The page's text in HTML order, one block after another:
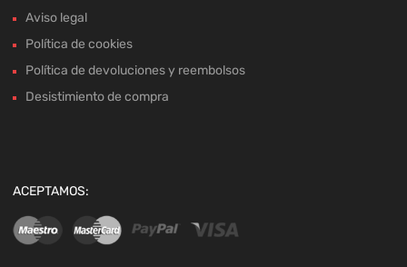
Aviso legal
Política de cookies
Política de devoluciones y reembolsos
Desistimiento de compra
ACEPTAMOS: